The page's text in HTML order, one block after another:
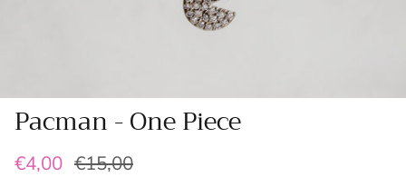
Pacman - One Piece
€4,00 €15,00